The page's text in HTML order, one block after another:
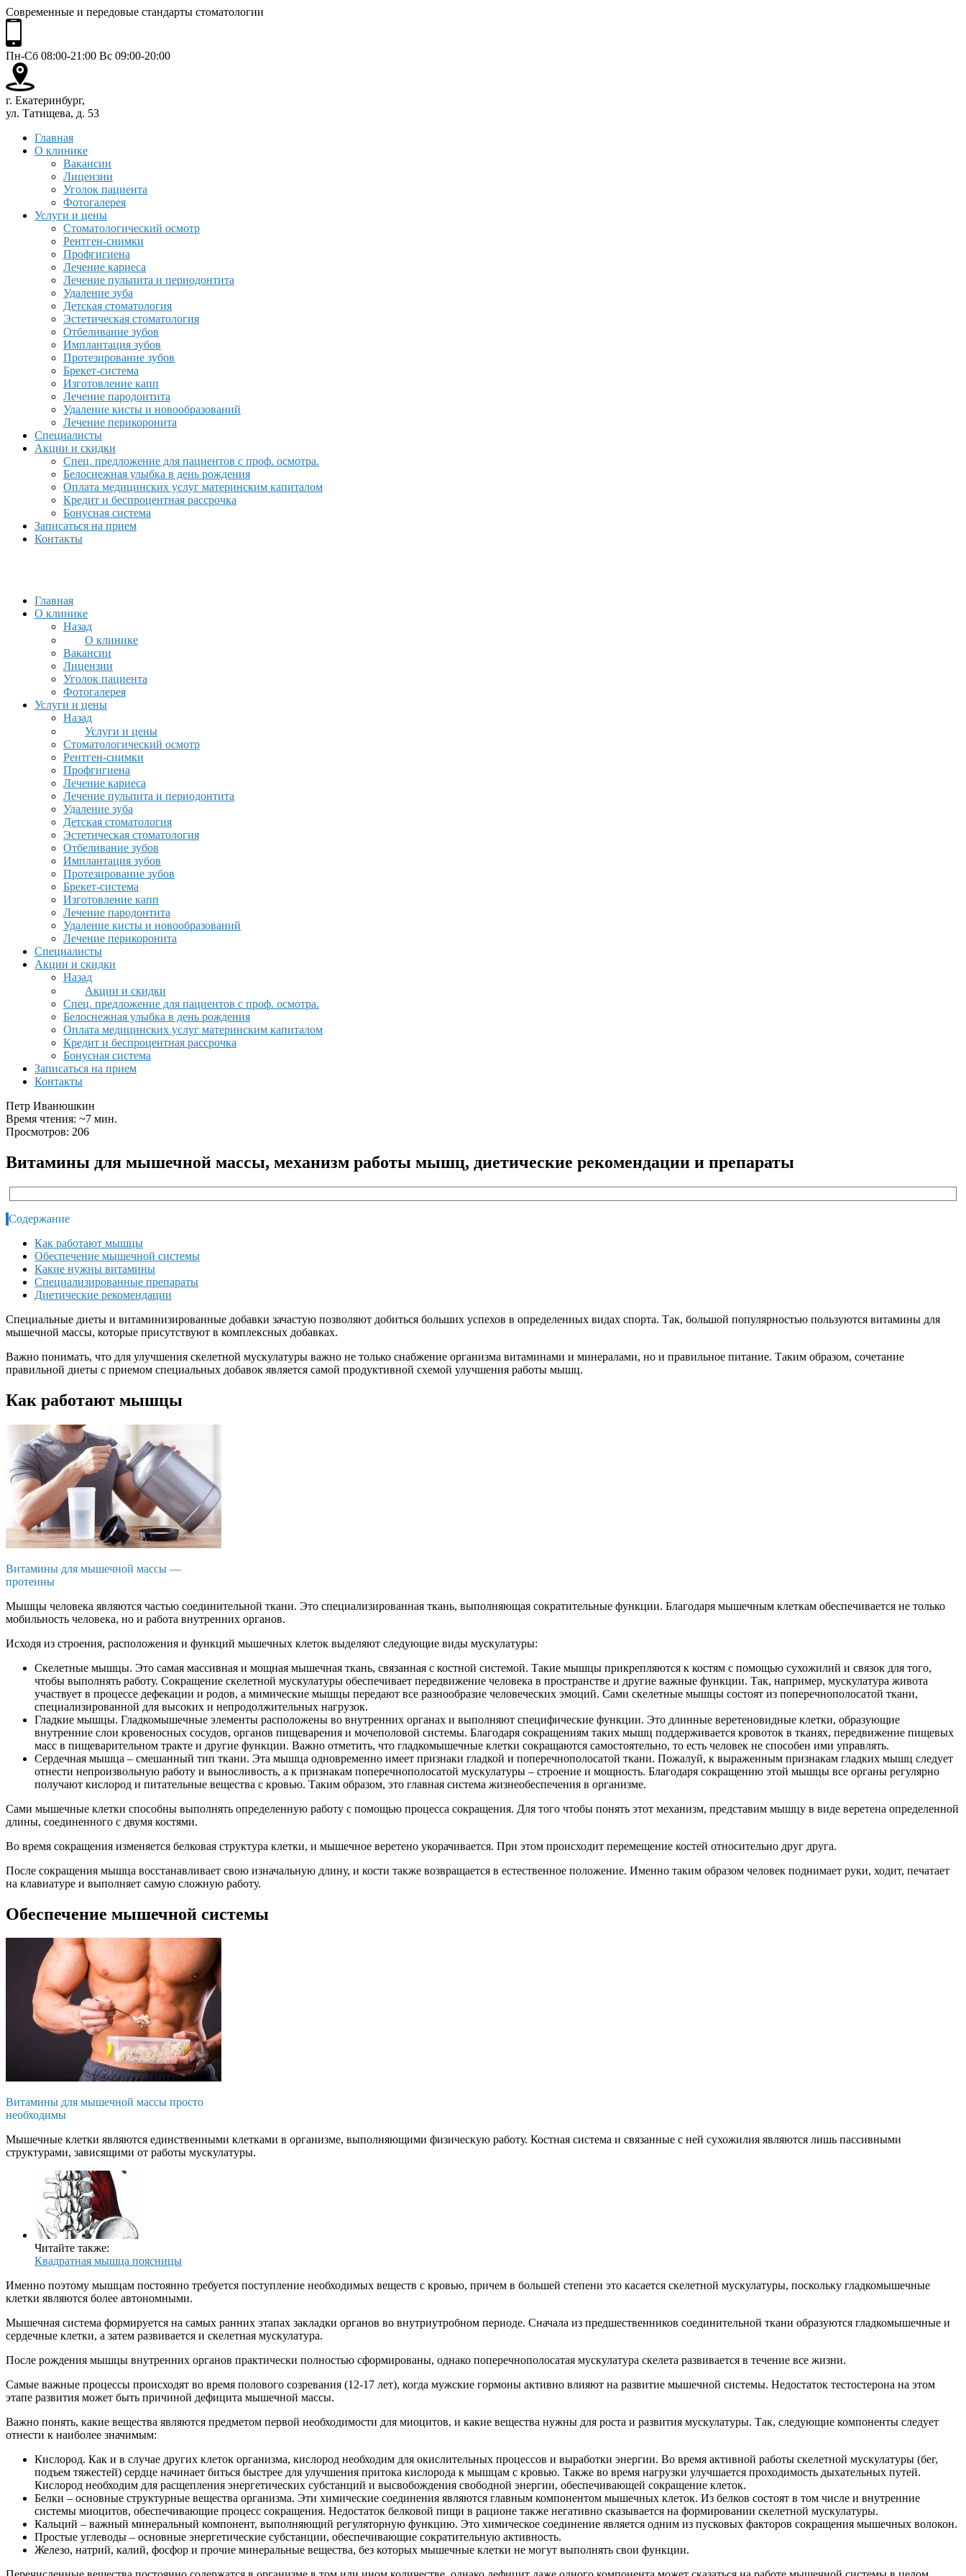
Современные и передовые стандарты стоматологии
Пн-Сб 08:00-21:00 Вс 09:00-20:00
г. Екатеринбург,
ул. Татищева, д. 53
Главная
О клинике
Вакансии
Лицензии
Уголок пациента
Фотогалерея
Услуги и цены
Стоматологический осмотр
Рентген-снимки
Профгигиена
Лечение кариеса
Лечение пульпита и периодонтита
Удаление зуба
Детская стоматология
Эстетическая стоматология
Отбеливание зубов
Имплантация зубов
Протезирование зубов
Брекет-система
Изготовление капп
Лечение пародонтита
Удаление кисты и новообразований
Лечение перикоронита
Специалисты
Акции и скидки
Спец. предложение для пациентов с проф. осмотра.
Белоснежная улыбка в день рождения
Оплата медицинских услуг материнским капиталом
Кредит и беспроцентная рассрочка
Бонусная система
Записаться на прием
Контакты
Главная
О клинике
Назад
О клинике
Вакансии
Лицензии
Уголок пациента
Фотогалерея
Услуги и цены
Назад
Услуги и цены
Стоматологический осмотр
Рентген-снимки
Профгигиена
Лечение кариеса
Лечение пульпита и периодонтита
Удаление зуба
Детская стоматология
Эстетическая стоматология
Отбеливание зубов
Имплантация зубов
Протезирование зубов
Брекет-система
Изготовление капп
Лечение пародонтита
Удаление кисты и новообразований
Лечение перикоронита
Специалисты
Акции и скидки
Назад
Акции и скидки
Спец. предложение для пациентов с проф. осмотра.
Белоснежная улыбка в день рождения
Оплата медицинских услуг материнским капиталом
Кредит и беспроцентная рассрочка
Бонусная система
Записаться на прием
Контакты
Петр Иванюшкин
Время чтения: ~7 мин.
Просмотров: 206
Витамины для мышечной массы, механизм работы мышц, диетические рекомендации и препараты
Содержание
Как работают мышцы
Обеспечение мышечной системы
Какие нужны витамины
Специализированные препараты
Диетические рекомендации
Специальные диеты и витаминизированные добавки зачастую позволяют добиться больших успехов в определенных видах спорта. Так, большой популярностью пользуются витамины для
мышечной массы, которые присутствуют в комплексных добавках.
Важно понимать, что для улучшения скелетной мускулатуры важно не только снабжение организма витаминами и минералами, но и правильное питание. Таким образом, сочетание
правильной диеты с приемом специальных добавок является самой продуктивной схемой улучшения работы мышц.
Как работают мышцы
Витамины для мышечной массы —
протеины
Мышцы человека являются частью соединительной ткани. Это специализированная ткань, выполняющая сократительные функции. Благодаря мышечным клеткам обеспечивается не только
мобильность человека, но и работа внутренних органов.
Исходя из строения, расположения и функций мышечных клеток выделяют следующие виды мускулатуры:
Скелетные мышцы. Это самая массивная и мощная мышечная ткань, связанная с костной системой. Такие мышцы прикрепляются к костям с помощью сухожилий и связок для того,
чтобы выполнять работу. Сокращение скелетной мускулатуры обеспечивает передвижение человека в пространстве и другие важные функции. Так, например, мускулатура живота
участвует в процессе дефекации и родов, а мимические мышцы передают все разнообразие человеческих эмоций. Сами скелетные мышцы состоят из поперечнополосатой ткани,
специализированной для высоких и непродолжительных нагрузок.
Гладкие мышцы. Гладкомышечные элементы расположены во внутренних органах и выполняют специфические функции. Это длинные веретеновидные клетки, образующие
внутренние слои кровеносных сосудов, органов пищеварения и мочеполовой системы. Благодаря сокращениям таких мышц поддерживается кровоток в тканях, передвижение пищевых
масс в пищеварительном тракте и другие функции. Важно отметить, что гладкомышечные клетки сокращаются самостоятельно, то есть человек не способен ими управлять.
Сердечная мышца – смешанный тип ткани. Эта мышца одновременно имеет признаки гладкой и поперечнополосатой ткани. Пожалуй, к выраженным признакам гладких мышц следует
отнести непроизвольную работу и выносливость, а к признакам поперечнополосатой мускулатуры – строение и мощность. Благодаря сокращению этой мышцы все органы регулярно
получают кислород и питательные вещества с кровью. Таким образом, это главная система жизнеобеспечения в организме.
Сами мышечные клетки способны выполнять определенную работу с помощью процесса сокращения. Для того чтобы понять этот механизм, представим мышцу в виде веретена определенной
длины, соединенного с двумя костями.
Во время сокращения изменяется белковая структура клетки, и мышечное веретено укорачивается. При этом происходит перемещение костей относительно друг друга.
После сокращения мышца восстанавливает свою изначальную длину, и кости также возвращается в естественное положение. Именно таким образом человек поднимает руки, ходит, печатает
на клавиатуре и выполняет самую сложную работу.
Обеспечение мышечной системы
Витамины для мышечной массы просто
необходимы
Мышечные клетки являются единственными клетками в организме, выполняющими физическую работу. Костная система и связанные с ней сухожилия являются лишь пассивными
структурами, зависящими от работы мускулатуры.
Читайте также:
Квадратная мышца поясницы
Именно поэтому мышцам постоянно требуется поступление необходимых веществ с кровью, причем в большей степени это касается скелетной мускулатуры, поскольку гладкомышечные
клетки являются более автономными.
Мышечная система формируется на самых ранних этапах закладки органов во внутриутробном периоде. Сначала из предшественников соединительной ткани образуются гладкомышечные и
сердечные клетки, а затем развивается и скелетная мускулатура.
После рождения мышцы внутренних органов практически полностью сформированы, однако поперечнополосатая мускулатура скелета развивается в течение все жизни.
Самые важные процессы происходят во время полового созревания (12-17 лет), когда мужские гормоны активно влияют на развитие мышечной системы. Недостаток тестостерона на этом
этапе развития может быть причиной дефицита мышечной массы.
Важно понять, какие вещества являются предметом первой необходимости для миоцитов, и какие вещества нужны для роста и развития мускулатуры. Так, следующие компоненты следует
отнести к наиболее значимым:
Кислород. Как и в случае других клеток организма, кислород необходим для окислительных процессов и выработки энергии. Во время активной работы скелетной мускулатуры (бег,
подъем тяжестей) сердце начинает биться быстрее для улучшения притока кислорода к мышцам с кровью. Также во время нагрузки улучшается проходимость дыхательных путей.
Кислород необходим для расщепления энергетических субстанций и высвобождения свободной энергии, обеспечивающей сокращение клеток.
Белки – основные структурные вещества организма. Эти химические соединения являются главным компонентом мышечных клеток. Из белков состоят в том числе и внутренние
системы миоцитов, обеспечивающие процесс сокращения. Недостаток белковой пищи в рационе также негативно сказывается на формировании скелетной мускулатуры.
Кальций – важный минеральный компонент, выполняющий регуляторную функцию. Это химическое соединение является одним из пусковых факторов сокращения мышечных волокон.
Простые углеводы – основные энергетические субстанции, обеспечивающие сократительную активность.
Железо, натрий, калий, фосфор и прочие минеральные вещества, без которых мышечные клетки не могут выполнять свои функции.